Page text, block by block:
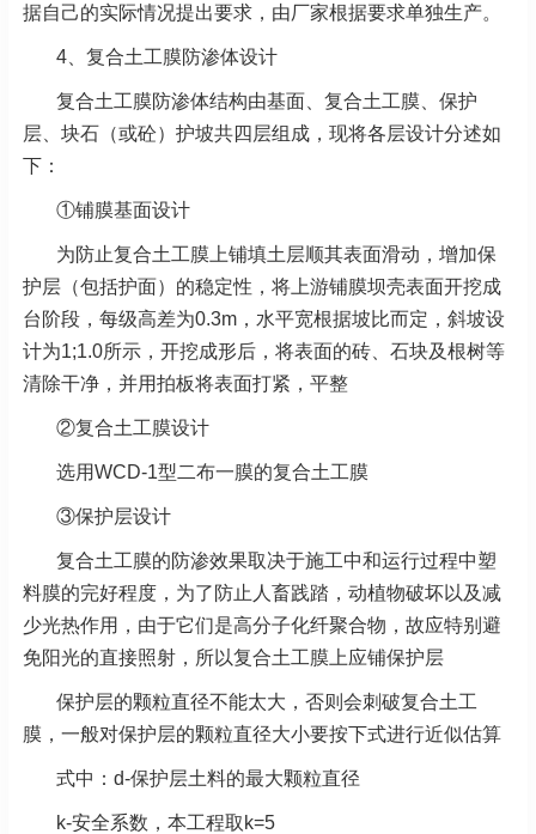
据自己的实际情况提出要求，由厂家根据要求单独生产。
4、复合土工膜防渗体设计
复合土工膜防渗体结构由基面、复合土工膜、保护
层、块石（或砼）护坡共四层组成，现将各层设计分述如
下：
①铺膜基面设计
为防止复合土工膜上铺填土层顺其表面滑动，增加保
护层（包括护面）的稳定性，将上游铺膜坝壳表面开挖成
台阶段，每级高差为0.3m，水平宽根据坡比而定，斜坡设
计为1;1.0所示，开挖成形后，将表面的砖、石块及根树等
清除干净，并用拍板将表面打紧，平整
②复合土工膜设计
选用WCD-1型二布一膜的复合土工膜
③保护层设计
复合土工膜的防渗效果取决于施工中和运行过程中塑
料膜的完好程度，为了防止人畜践踏，动植物破坏以及减
少光热作用，由于它们是高分子化纤聚合物，故应特别避
免阳光的直接照射，所以复合土工膜上应铺保护层
保护层的颗粒直径不能太大，否则会刺破复合土工
膜，一般对保护层的颗粒直径大小要按下式进行近似估算
式中：d-保护层土料的最大颗粒直径
k-安全系数，本工程取k=5